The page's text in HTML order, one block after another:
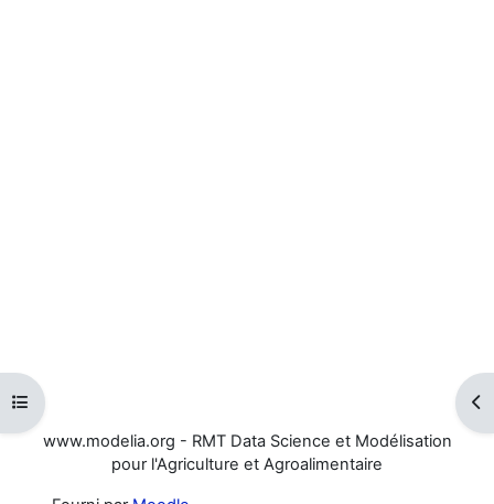
Ouvrir l’index du cours
www.modelia.org - RMT Data Science et Modélisation
pour l'Agriculture et Agroalimentaire